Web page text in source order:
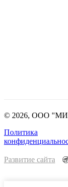
© 2026, ООО
Политика
Развитие сайта